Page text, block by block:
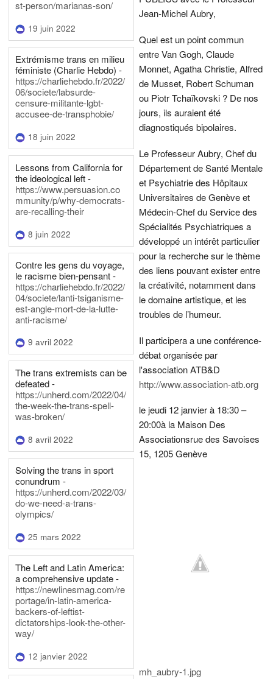
st-person/marianas-son/
19 juin 2022
Extrémisme trans en milieu
féministe (Charlie Hebdo) -
https://charliehebdo.fr/2022/
06/societe/labsurde-
censure-militante-lgbt-
accusee-de-transphobie/
18 juin 2022
Lessons from California for
the ideological left -
https://www.persuasion.co
mmunity/p/why-democrats-
are-recalling-their
8 juin 2022
Contre les gens du voyage,
le racisme bien-pensant -
https://charliehebdo.fr/2022/
04/societe/lanti-tsiganisme-
est-angle-mort-de-la-lutte-
anti-racisme/
9 avril 2022
The trans extremists can be
defeated -
https://unherd.com/2022/04/
the-week-the-trans-spell-
was-broken/
8 avril 2022
Solving the trans in sport
conundrum -
https://unherd.com/2022/03/
do-we-need-a-trans-
olympics/
25 mars 2022
The Left and Latin America:
a comprehensive update -
https://newlinesmag.com/re
portage/in-latin-america-
backers-of-leftist-
dictatorships-look-the-other-
way/
12 janvier 2022
Jean-Michel Aubry,
Quel est un point commun
entre Van Gogh, Claude
Monnet, Agatha Christie, Alfred
de Musset, Robert Schuman
ou Piotr Tchaïkovski ? De nos
jours, ils auraient été
diagnostiqués bipolaires.
Le Professeur Aubry, Chef du
Département de Santé Mentale
et Psychiatrie des Hôpitaux
Universitaires de Genève et
Médecin-Chef du Service des
Spécialités Psychiatriques a
développé un intérêt particulier
pour la recherche sur le thème
des liens pouvant exister entre
la créativité, notamment dans
le domaine artistique, et les
troubles de l’humeur.
Il participera a une conférence-
débat organisée par
l'association ATB&D
http://www.association-atb.org
le jeudi 12 janvier à 18:30 –
20:00à la Maison Des
Associationsrue des Savoises
15, 1205 Genève
mh_aubry-1.jpg